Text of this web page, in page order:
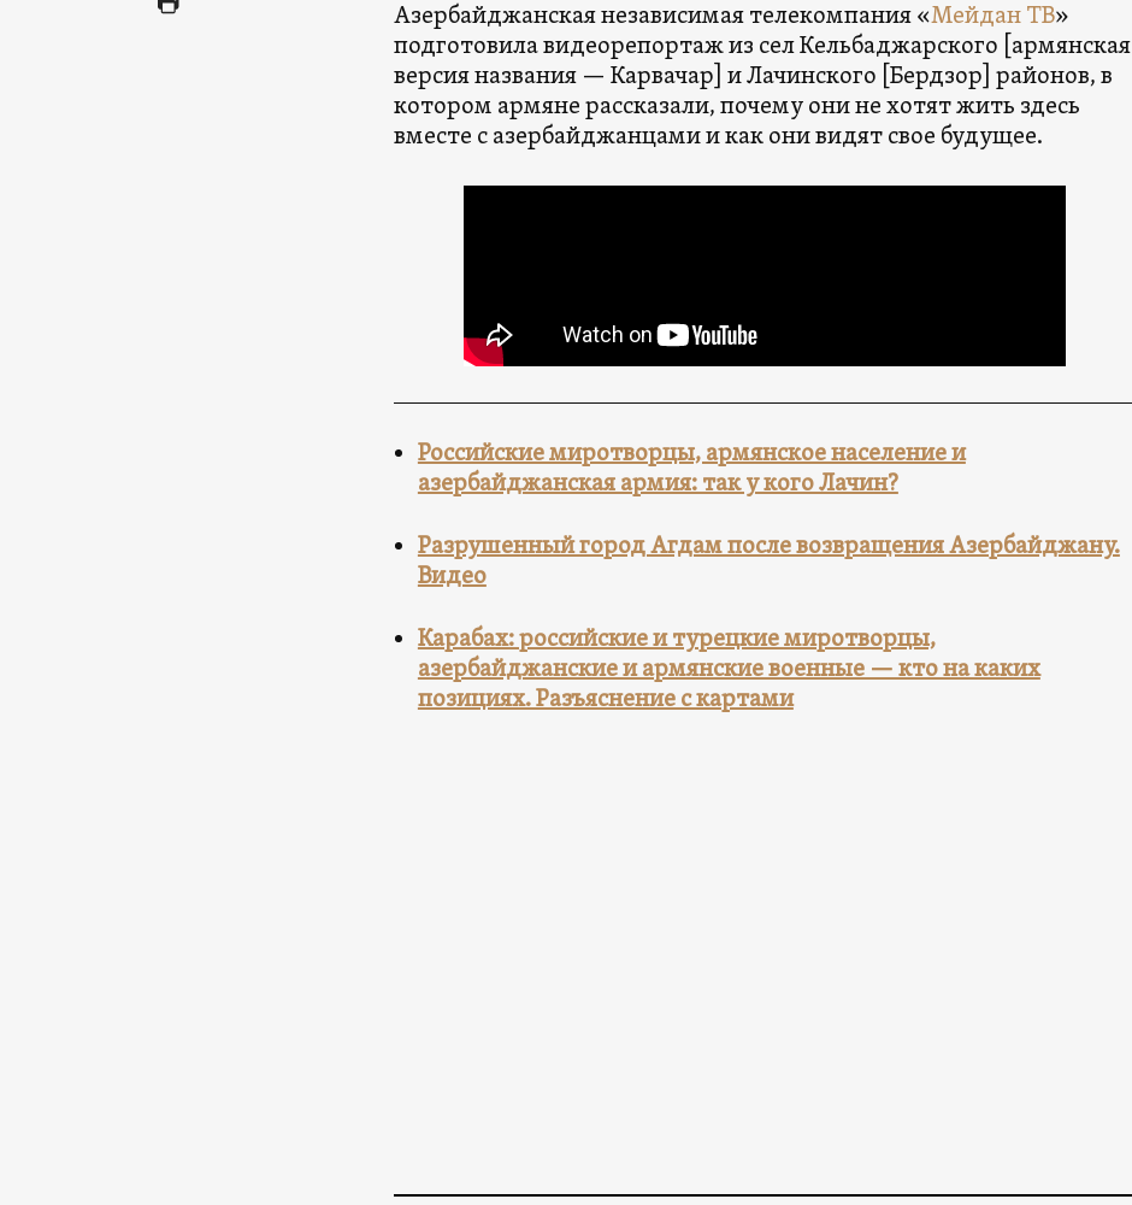
Азербайджанская независимая телекомпания «Мейдан ТВ»
подготовила видеорепортаж из сел Кельбаджарского [армянская
версия названия — Карвачар] и Лачинского [Бердзор] районов, в
котором армяне рассказали, почему они не хотят жить здесь
вместе с азербайджанцами и как они видят свое будущее.
Российские миротворцы, армянское население и
азербайджанская армия: так у кого Лачин?
Разрушенный город Агдам после возвращения Азербайджану.
Видео
Карабах: российские и турецкие миротворцы,
азербайджанские и армянские военные — кто на каких
позициях. Разъяснение с картами